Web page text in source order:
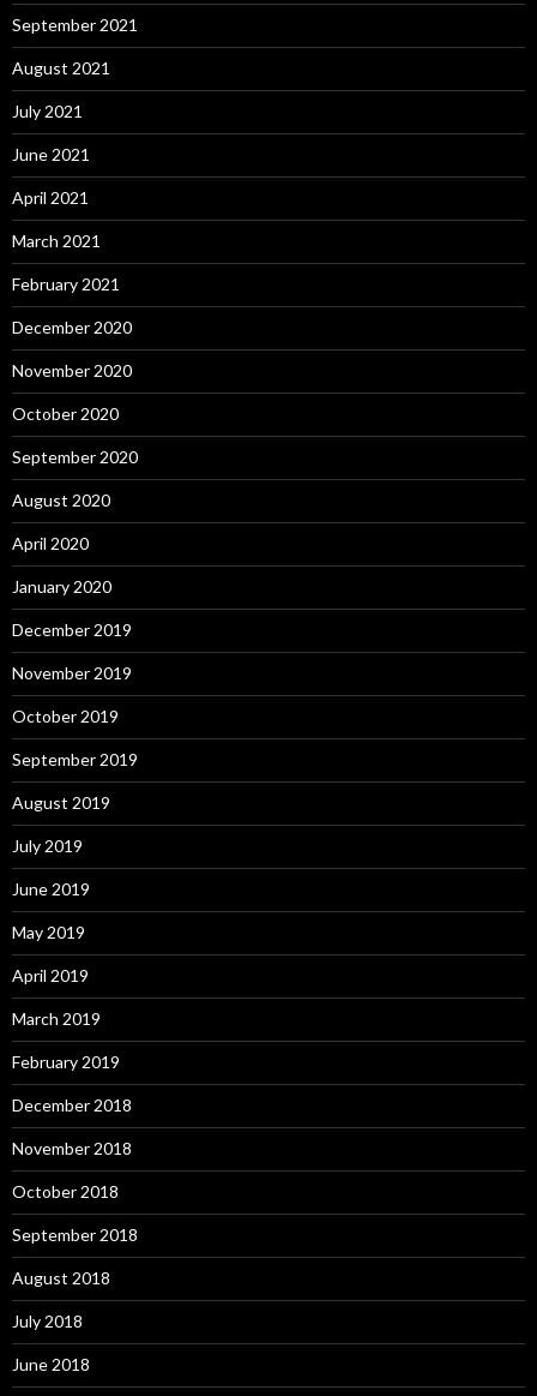
September 2021
August 2021
July 2021
June 2021
April 2021
March 2021
February 2021
December 2020
November 2020
October 2020
September 2020
August 2020
April 2020
January 2020
December 2019
November 2019
October 2019
September 2019
August 2019
July 2019
June 2019
May 2019
April 2019
March 2019
February 2019
December 2018
November 2018
October 2018
September 2018
August 2018
July 2018
June 2018